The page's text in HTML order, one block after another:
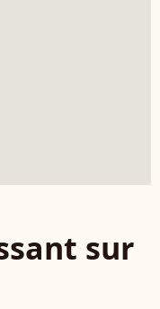
sur